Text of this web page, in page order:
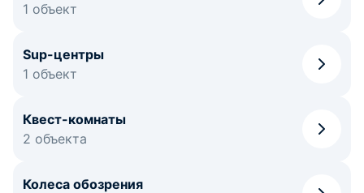
1 объект
Sup-центры
1 объект
Квест-комнаты
2 объекта
Колеса обозрения